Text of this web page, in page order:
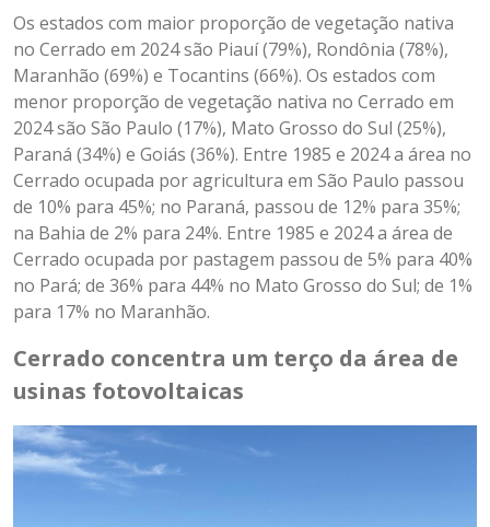
Os estados com maior proporção de vegetação nativa
no Cerrado em 2024 são Piauí (79%), Rondônia (78%),
Maranhão (69%) e Tocantins (66%). Os estados com
menor proporção de vegetação nativa no Cerrado em
2024 são São Paulo (17%), Mato Grosso do Sul (25%),
Paraná (34%) e Goiás (36%). Entre 1985 e 2024 a área no
Cerrado ocupada por agricultura em São Paulo passou
de 10% para 45%; no Paraná, passou de 12% para 35%;
na Bahia de 2% para 24%. Entre 1985 e 2024 a área de
Cerrado ocupada por pastagem passou de 5% para 40%
no Pará; de 36% para 44% no Mato Grosso do Sul; de 1%
para 17% no Maranhão.
Cerrado concentra um terço da área de
usinas fotovoltaicas